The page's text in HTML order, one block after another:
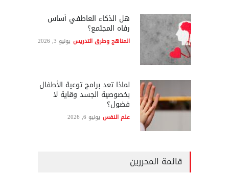
هل الذكاء العاطفي أساس
رفاه المجتمع؟
المناهج وطرق التدريس يونيو 3, 2026
لماذا تعد برامج توعية الأطفال
بخصوصية الجسد وقاية لا
فضول؟
علم النفس يونيو 6, 2026
قائمة المحررين